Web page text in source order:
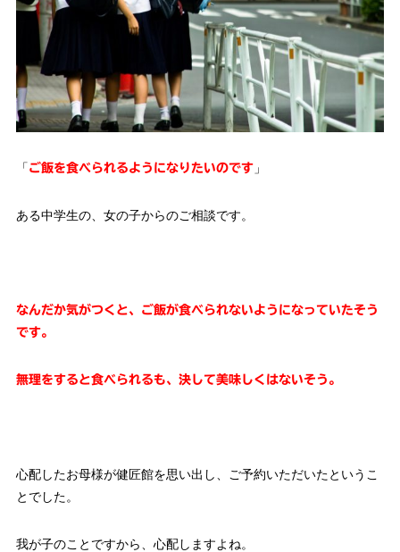
「ご飯を食べられるようになりたいのです」
ある中学生の、女の子からのご相談です。
なんだか気がつくと、ご飯が食べられないようになっていたそう
です。
無理をすると食べられるも、決して美味しくはないそう。
心配したお母様が健匠館を思い出し、ご予約いただいたというこ
とでした。
我が子のことですから、心配しますよね。